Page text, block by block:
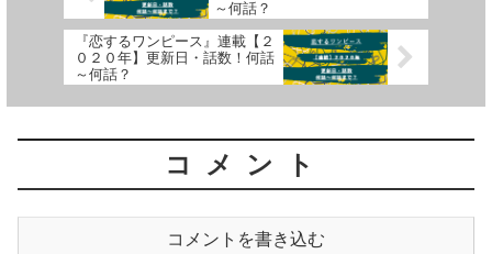
～何話？
『恋するワンピース』連載【２
０２０年】更新日・話数！何話
～何話？
コメント
コメントを書き込む